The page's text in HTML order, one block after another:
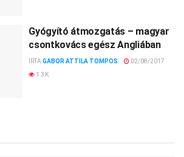
Gyógyító átmozgatás – magyar
csontkovács egész Angliában
ÍRTA GABOR ATTILA TOMPOS
02/08/2017
1.3K